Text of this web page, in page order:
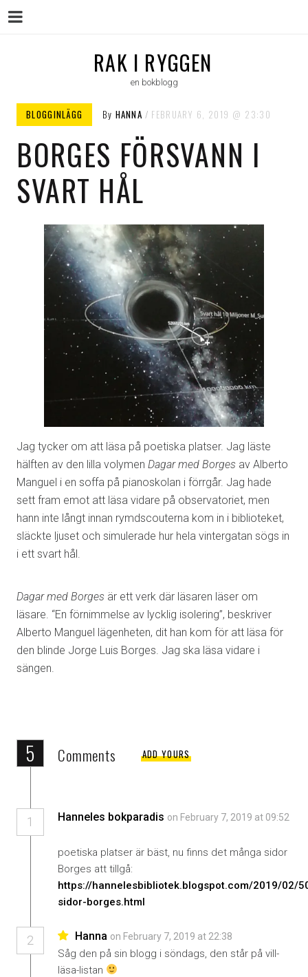
RAK I RYGGEN
en bokblogg
BLOGGINLÄGG By HANNA FEBRUARY 6, 2019 23:30
BORGES FÖRSVANN I
SVART HÅL
Jag tycker om att läsa på poetiska platser. Jag läste
hälften av den lilla volymen Dagar med Borges av Alberto
Manguel i en soffa på pianoskolan i förrgår. Jag hade
sett fram emot att läsa vidare på observatoriet, men
hann inte långt innan rymdscouterna kom in i biblioteket,
släckte ljuset och simulerade hur hela vintergatan sögs in
i ett svart hål.
Dagar med Borges är ett verk där läsaren läser om
läsare. “En förnimmelse av lycklig isolering”, beskriver
Alberto Manguel lägenheten, dit han kom för att läsa för
den blinde Jorge Luis Borges. Jag ska läsa vidare i
sängen.
5 Comments ADD YOURS
1 Hanneles bokparadis on February 7, 2019 at 09:52
poetiska platser är bäst, nu finns det många sidor
Borges att tillgå:
https://hannelesbibliotek.blogspot.com/2019/02/
sidor-borges.html
2 Hanna on February 7, 2019 at 22:38
Såg den på sin blogg i söndags, den står på vill-
läsa-listan
Menu